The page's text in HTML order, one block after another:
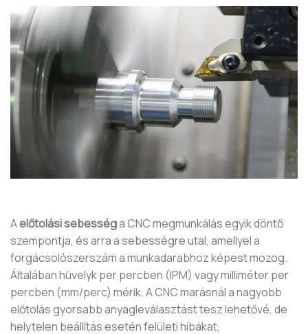
Aelőtolási sebességa CNC megmunkálás egyik döntő
szempontja, és arra a sebességre utal, amellyel a
forgácsolószerszám a munkadarabhoz képest mozog.
Általában hüvelyk per percben (IPM) vagy milliméter per
percben (mm/perc) mérik. A CNC marásnál a nagyobb
előtolás gyorsabb anyagleválasztást tesz lehetővé, de
helytelen beállítás esetén felületi hibákat,